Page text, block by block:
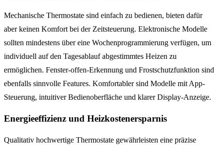
Mechanische Thermostate sind einfach zu bedienen, bieten dafür
aber keinen Komfort bei der Zeitsteuerung. Elektronische Modelle
sollten mindestens über eine Wochenprogrammierung verfügen, um
individuell auf den Tagesablauf abgestimmtes Heizen zu
ermöglichen. Fenster-offen-Erkennung und Frostschutzfunktion sind
ebenfalls sinnvolle Features. Komfortabler sind Modelle mit App-
Steuerung, intuitiver Bedienoberfläche und klarer Display-Anzeige.
Energieeffizienz und Heizkostenersparnis
Qualitativ hochwertige Thermostate gewährleisten eine präzise